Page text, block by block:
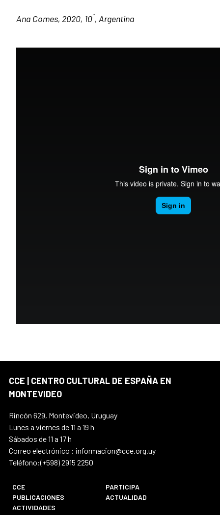
Ana Comes, 2020, 10 ́, Argentina
CCE | CENTRO CULTURAL DE ESPAÑA EN
MONTEVIDEO
Rincón 629, Montevideo, Uruguay
Lunes a viernes de 11 a 19 h
Sábados de 11 a 17 h
Correo electrónico : informacion@cce.org.uy
Teléfono:(+598) 2915 2250
CCE
PARTICIPA
PUBLICACIONES
ACTUALIDAD
ACTIVIDADES